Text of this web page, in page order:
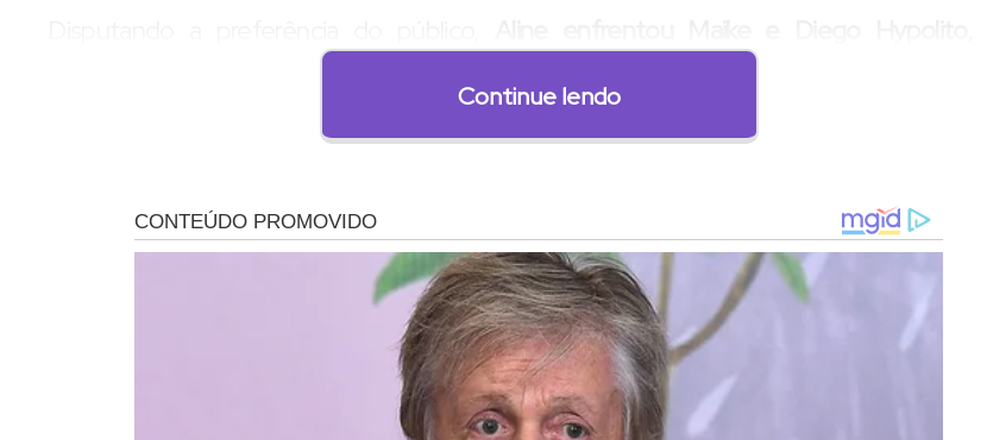
receberam 47,34% e 0,93% dos votos, respectivamente.
Continue lendo